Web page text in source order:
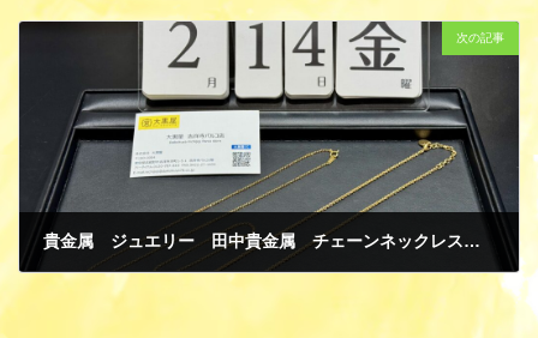
2月 14, 2025
次の記事
貴金属 ジュエリー 田中貴金属 チェーンネックレス ブレスレット K24 純金 DIOR プチネックレス 買取
2月 14, 2025